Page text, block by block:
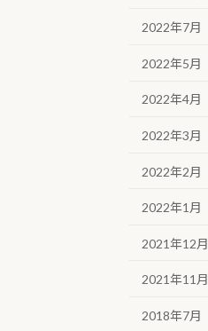
2022年7月
2022年5月
2022年4月
2022年3月
2022年2月
2022年1月
2021年12月
2021年11月
2018年7月